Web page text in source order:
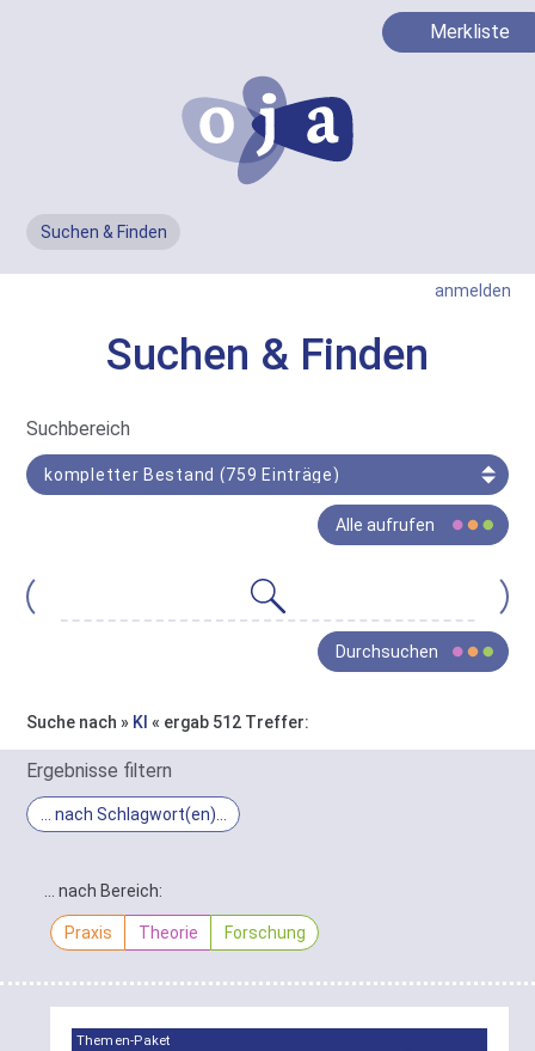
Suchen & Finden
Merkliste
anmelden
Suchen & Finden
Suchbereich
Such-
Bereich
von
Oja
drei
gegliedert:
Praxis,
Theorie
haben
die
Alle aufrufen
Durchsuchen
Suche nach » KI « ergab 512 Treffer:
Ergebnisse filtern
Ergebnis-
Filter
Filter
gefundenen
lassen
sich
… nach Schlagwort(en)
… nach Bereich:
Praxis Theorie Forschung
Themen-Paket